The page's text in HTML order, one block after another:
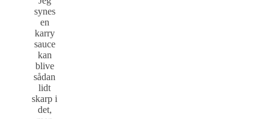
synes
en
karry
sauce
kan
blive
sådan
lidt
skarp i
det,